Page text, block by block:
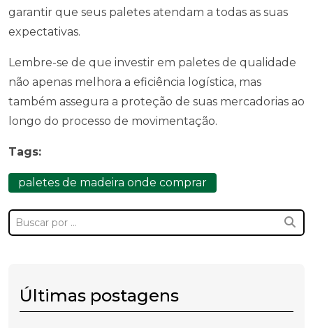
garantir que seus paletes atendam a todas as suas
expectativas.
Lembre-se de que investir em paletes de qualidade
não apenas melhora a eficiência logística, mas
também assegura a proteção de suas mercadorias ao
longo do processo de movimentação.
Tags:
paletes de madeira onde comprar
Últimas postagens